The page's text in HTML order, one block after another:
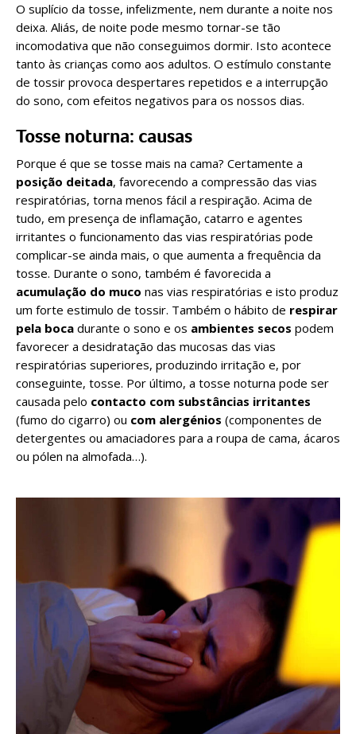
O suplício da tosse, infelizmente, nem durante a noite nos
deixa. Aliás, de noite pode mesmo tornar-se tão
incomodativa que não conseguimos dormir. Isto acontece
tanto às crianças como aos adultos. O estímulo constante
de tossir provoca despertares repetidos e a interrupção
do sono, com efeitos negativos para os nossos dias.
Tosse noturna: causas
Porque é que se tosse mais na cama? Certamente a
posição deitada, favorecendo a compressão das vias
respiratórias, torna menos fácil a respiração. Acima de
tudo, em presença de inflamação, catarro e agentes
irritantes o funcionamento das vias respiratórias pode
complicar-se ainda mais, o que aumenta a frequência da
tosse. Durante o sono, também é favorecida a
acumulação do muco nas vias respiratórias e isto produz
um forte estimulo de tossir. Também o hábito de respirar
pela boca durante o sono e os ambientes secos podem
favorecer a desidratação das mucosas das vias
respiratórias superiores, produzindo irritação e, por
conseguinte, tosse. Por último, a tosse noturna pode ser
causada pelo contacto com substâncias irritantes
(fumo do cigarro) ou com alergénios (componentes de
detergentes ou amaciadores para a roupa de cama, ácaros
ou pólen na almofada…).